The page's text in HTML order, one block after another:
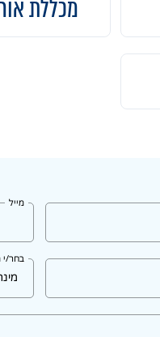
מכללת
מייל
בחר/י